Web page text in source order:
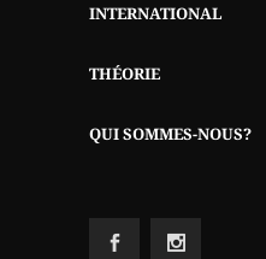
INTERNATIONAL
THÉORIE
QUI SOMMES-NOUS?